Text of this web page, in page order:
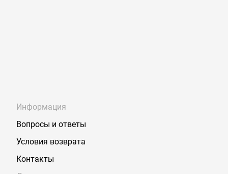
Информация
Вопросы и ответы
Условия возврата
Контакты